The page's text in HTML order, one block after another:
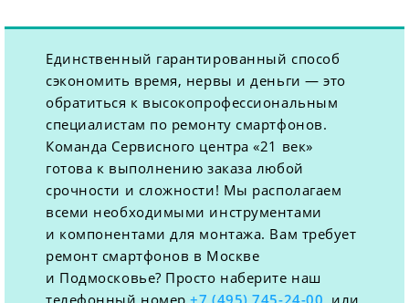
Единственный гарантированный способ
сэкономить время, нервы и деньги — это
обратиться к высокопрофессиональным
специалистам по ремонту смартфонов.
Команда Сервисного центра «21 век»
готова к выполнению заказа любой
срочности и сложности! Мы располагаем
всеми необходимыми инструментами
и компонентами для монтажа. Вам требует
ремонт смартфонов в Москве
и Подмосковье? Просто наберите наш
телефонный номер+7 (495) 745-24-00 , или